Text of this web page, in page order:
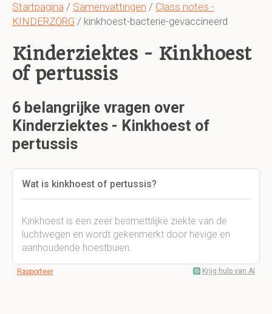
Startpagina / Samenvattingen / Class notes -
KINDERZORG / kinkhoest-bacterie-gevaccineerd
Kinderziektes - Kinkhoest
of pertussis
6 belangrijke vragen over
Kinderziektes - Kinkhoest of
pertussis
Wat is kinkhoest of pertussis?
Kinkhoest is een zeer besmettilijke ziekte van de
luchtwegen en wordt gekenmerkt door hevige en
aanhoudende hoestbuien.
Rapporteer Krijg hulp van AI